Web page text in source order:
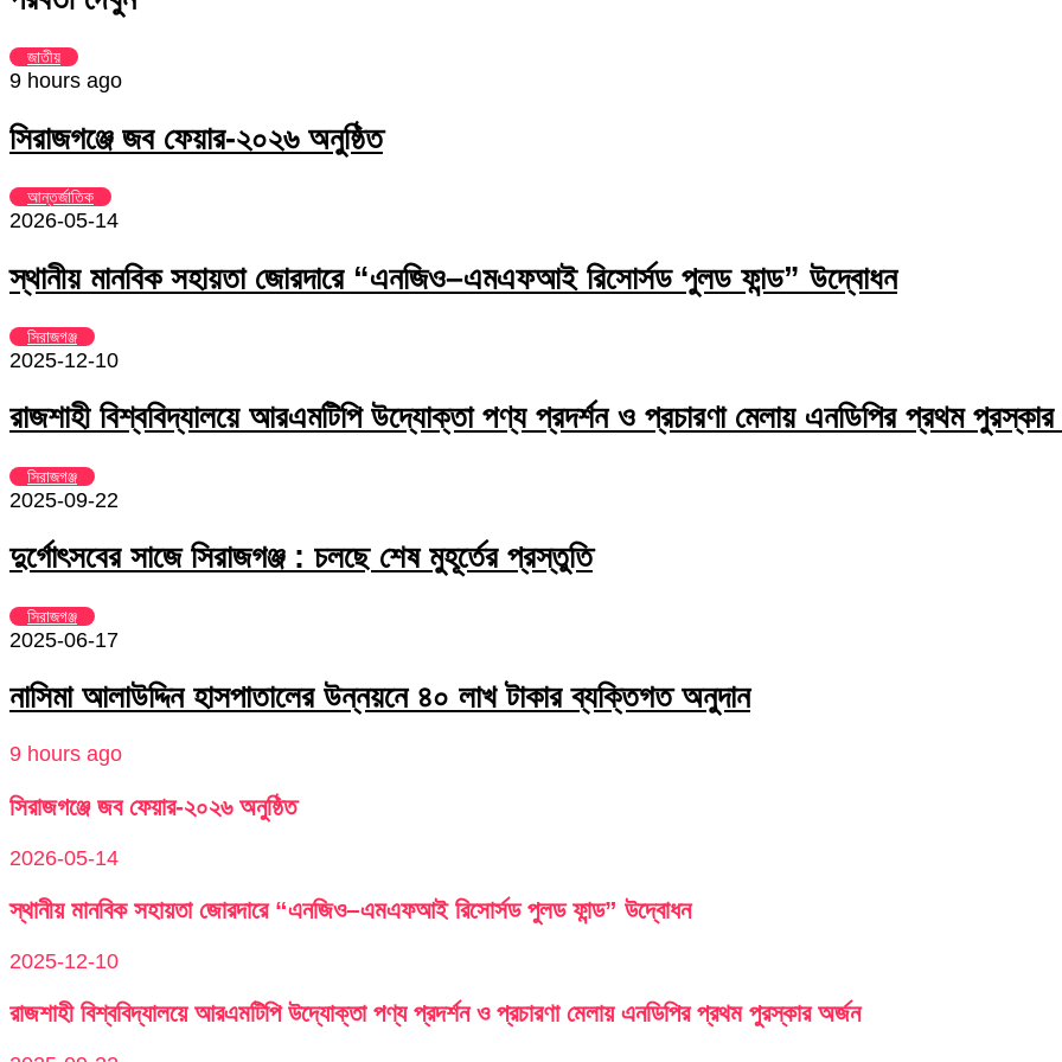
Email
জাতীয়
9 hours ago
সিরাজগঞ্জে জব ফেয়ার-২০২৬ অনুষ্ঠিত
আন্তর্জাতিক
2026-05-14
স্থানীয় মানবিক সহায়তা জোরদারে “এনজিও–এমএফআই রিসোর্সড পুলড ফান্ড” উদ্বোধন
সিরাজগঞ্জ
2025-12-10
রাজশাহী বিশ্ববিদ্যালয়ে আরএমটিপি উদ্যোক্তা পণ্য প্রদর্শন ও প্রচারণা মেলায় এনডিপির প্রথম
সিরাজগঞ্জ
2025-09-22
দুর্গোৎসবের সাজে সিরাজগঞ্জ : চলছে শেষ মুহূর্তের প্রস্তুতি
সিরাজগঞ্জ
2025-06-17
নাসিমা আলাউদ্দিন হাসপাতালের উন্নয়নে ৪০ লাখ টাকার ব্যক্তিগত অনুদান
9 hours ago
সিরাজগঞ্জে জব ফেয়ার-২০২৬ অনুষ্ঠিত
2026-05-14
স্থানীয় মানবিক সহায়তা জোরদারে “এনজিও–এমএফআই রিসোর্সড পুলড ফান্ড” উদ্বোধন
2025-12-10
রাজশাহী বিশ্ববিদ্যালয়ে আরএমটিপি উদ্যোক্তা পণ্য প্রদর্শন ও প্রচারণা মেলায় এনডিপির প্রথম পুরস্কার অর্জন